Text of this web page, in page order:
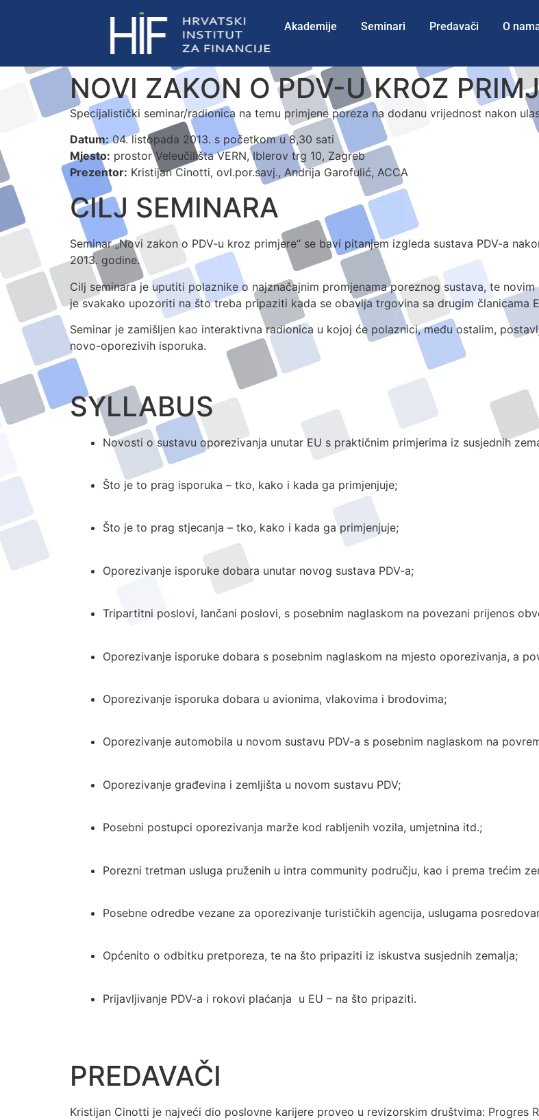
Akademije Seminari Predavači O
NOVI ZAKON O PDV-U KROZ
Specijalistički seminar/radionica na temu primjene poreza na dodanu vrijednost nakon
Datum:04. listopada 2013. s početkom u 8,30 sati
Mjesto: prostor Veleučilišta VERN, Iblerov trg 10, Zagreb
Prezentor: Kristijan Cinotti, ovl.por.savj., Andrija Garofulić, ACCA
CILJ SEMINARA
Seminar „Novi zakon o PDV-u kroz primjere“ se bavi pitanjem izgleda sustava PDV-a
2013. godine.
Cilj seminara je uputiti polaznike o najznačajnim promjenama poreznog sustava, te
je svakako upozoriti na što treba pripaziti kada se obavlja trgovina sa drugim članicama
Seminar je zamišljen kao interaktivna radionica u kojoj će polaznici, među ostalim,
novo-oporezivih isporuka.
SYLLABUS
Novosti o sustavu oporezivanja unutar EU s praktičnim primjerima iz susjednih
Što je to prag isporuka – tko, kako i kada ga primjenjuje;
Što je to prag stjecanja – tko, kako i kada ga primjenjuje;
Oporezivanje isporuke dobara unutar novog sustava PDV-a;
Tripartitni poslovi, lančani poslovi, s posebnim naglaskom na povezani prijenos
Oporezivanje isporuke dobara s posebnim naglaskom na mjesto oporezivanja, a
Oporezivanje isporuka dobara u avionima, vlakovima i brodovima;
Oporezivanje automobila u novom sustavu PDV-a s posebnim naglaskom na
Oporezivanje građevina i zemljišta u novom sustavu PDV;
Posebni postupci oporezivanja marže kod rabljenih vozila, umjetnina itd.;
Porezni tretman usluga pruženih u intra community području, kao i prema trećim
Posebne odredbe vezane za oporezivanje turističkih agencija, uslugama
Općenito o odbitku pretporeza, te na što pripaziti iz iskustva susjednih zemalja;
Prijavljivanje PDV-a i rokovi plaćanja u EU – na što pripaziti.
PREDAVAČI
Kristijan Cinotti je najveći dio poslovne karijere proveo u revizorskim društvima: Progres